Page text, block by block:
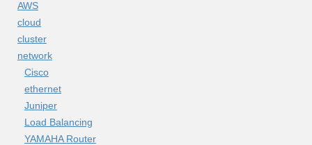
AWS
cloud
cluster
network
Cisco
ethernet
Juniper
Load Balancing
YAMAHA Router